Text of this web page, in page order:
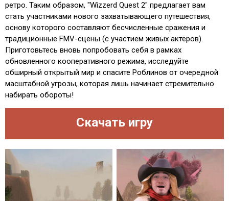
ретро. Таким образом, "Wizzerd Quest 2" предлагает вам
стать участниками нового захватывающего путешествия,
основу которого составляют бесчисленные сражения и
традиционные FMV-сцены (с участием живых актёров).
Приготовьтесь вновь попробовать себя в рамках
обновленного кооперативного режима, исследуйте
обширный открытый мир и спасите Роблинов от очередной
масштабной угрозы, которая лишь начинает стремительно
набирать обороты!
Скачать игру